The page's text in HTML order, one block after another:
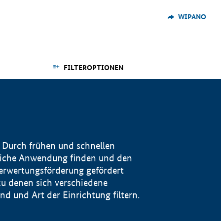
WIPANO
FILTEROPTIONEN
frühen und schnellen
Anwendung finden und den
gefördert
denen sich verschiedene
und Art der Einrichtung filtern.